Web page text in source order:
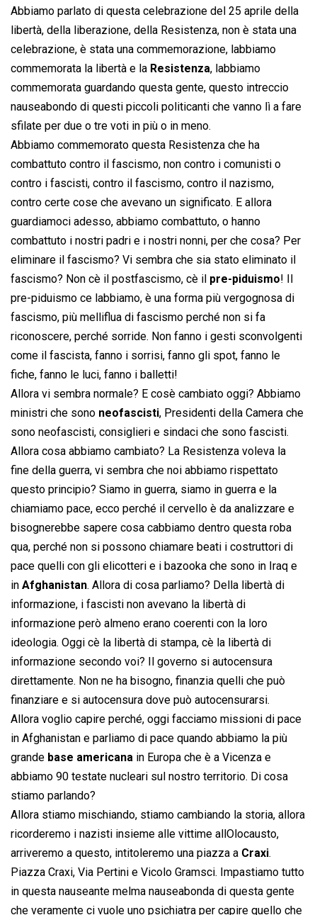
Abbiamo parlato di questa celebrazione del 25 aprile della
libertà, della liberazione, della Resistenza, non è stata una
celebrazione, è stata una commemorazione, labbiamo
commemorata la libertà e la Resistenza, labbiamo
commemorata guardando questa gente, questo intreccio
nauseabondo di questi piccoli politicanti che vanno lì a fare
sfilate per due o tre voti in più o in meno.
Abbiamo commemorato questa Resistenza che ha
combattuto contro il fascismo, non contro i comunisti o
contro i fascisti, contro il fascismo, contro il nazismo,
contro certe cose che avevano un significato. E allora
guardiamoci adesso, abbiamo combattuto, o hanno
combattuto i nostri padri e i nostri nonni, per che cosa? Per
eliminare il fascismo? Vi sembra che sia stato eliminato il
fascismo? Non cè il postfascismo, cè il pre-piduismo! Il
pre-piduismo ce labbiamo, è una forma più vergognosa di
fascismo, più melliflua di fascismo perché non si fa
riconoscere, perché sorride. Non fanno i gesti sconvolgenti
come il fascista, fanno i sorrisi, fanno gli spot, fanno le
fiche, fanno le luci, fanno i balletti!
Allora vi sembra normale? E cosè cambiato oggi? Abbiamo
ministri che sono neofascisti, Presidenti della Camera che
sono neofascisti, consiglieri e sindaci che sono fascisti.
Allora cosa abbiamo cambiato? La Resistenza voleva la
fine della guerra, vi sembra che noi abbiamo rispettato
questo principio? Siamo in guerra, siamo in guerra e la
chiamiamo pace, ecco perché il cervello è da analizzare e
bisognerebbe sapere cosa cabbiamo dentro questa roba
qua, perché non si possono chiamare beati i costruttori di
pace quelli con gli elicotteri e i bazooka che sono in Iraq e
in Afghanistan. Allora di cosa parliamo? Della libertà di
informazione, i fascisti non avevano la libertà di
informazione però almeno erano coerenti con la loro
ideologia. Oggi cè la libertà di stampa, cè la libertà di
informazione secondo voi? Il governo si autocensura
direttamente. Non ne ha bisogno, finanzia quelli che può
finanziare e si autocensura dove può autocensurarsi.
Allora voglio capire perché, oggi facciamo missioni di pace
in Afghanistan e parliamo di pace quando abbiamo la più
grande base americana in Europa che è a Vicenza e
abbiamo 90 testate nucleari sul nostro territorio. Di cosa
stiamo parlando?
Allora stiamo mischiando, stiamo cambiando la storia, allora
ricorderemo i nazisti insieme alle vittime allOlocausto,
arriveremo a questo, intitoleremo una piazza a Craxi.
Piazza Craxi, Via Pertini e Vicolo Gramsci. Impastiamo tutto
in questa nauseante melma nauseabonda di questa gente
che veramente ci vuole uno psichiatra per capire quello che